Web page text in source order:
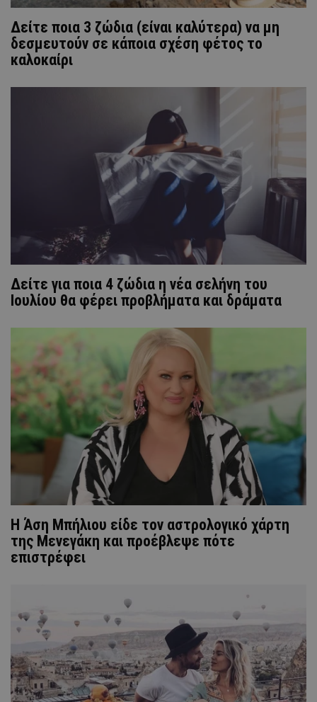
Δείτε ποια 3 ζώδια (είναι καλύτερα) να μη
δεσμευτούν σε κάποια σχέση φέτος το
καλοκαίρι
Δείτε για ποια 4 ζώδια η νέα σελήνη του
Ιουλίου θα φέρει προβλήματα και δράματα
Η Άση Μπήλιου είδε τον αστρολογικό χάρτη
της Μενεγάκη και προέβλεψε πότε
επιστρέφει